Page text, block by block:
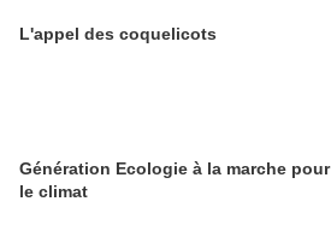
L'appel des coquelicots
Génération Ecologie à la marche pour
le climat